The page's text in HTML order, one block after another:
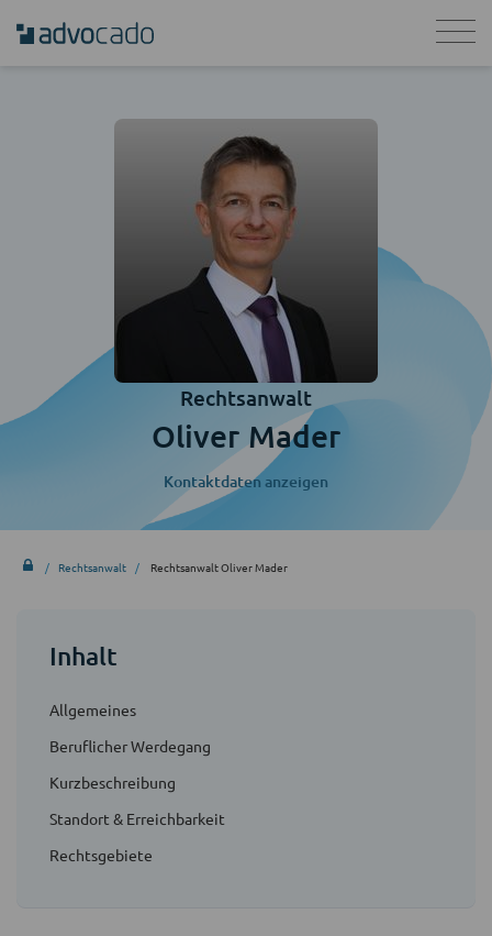
Rechtsanwalt
Oliver Mader
Kontaktdaten anzeigen
Rechtsanwalt Rechtsanwalt Oliver Mader
Inhalt
Allgemeines
Beruflicher Werdegang
Kurzbeschreibung
Standort & Erreichbarkeit
Rechtsgebiete